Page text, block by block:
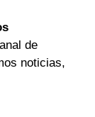
de
noticias,